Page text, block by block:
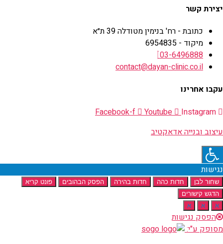
יצירת קשר
כתובת - רח' בנימין מטודלה 39 ת״א
מיקוד - 6954835
03-6496888
contact@dayan-clinic.co.il
עקבו אחרינו
Facebook-f
Youtube
Instagram
עיצוב ובנייה אדאקטיב
נגישות
שחור לבן חדות כהה חדות בהירה הפסק הבהובים
פונט קריא
הדגש קישורים
א
א א
הפסק נגישות
מסופק ע"י: